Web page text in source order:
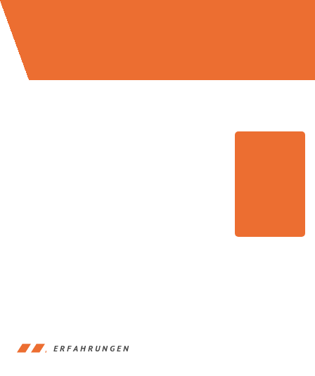
ERFAHRUNGEN